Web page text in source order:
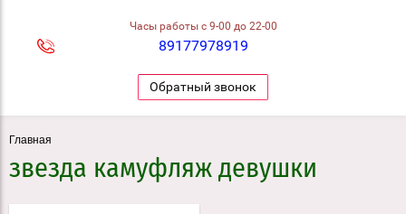
Часы работы с 9-00 до 22-00
89177978919
Обратный звонок
Главная
звезда камуфляж девушки